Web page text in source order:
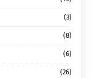
(3)
(8)
(6)
(26)